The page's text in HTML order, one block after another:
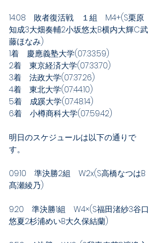
14:08　敗者復活戦　１組　M4+(S栗原
知成3大畑奏輔2小坂悠太B横内大輝C武
藤ほなみ)
1着　慶應義塾大学(07:33.59)
2着　東京経済大学(07:33.70)
3着　法政大学(07:37.26)
4着　東北大学(07:44.10)
5着　成蹊大学(07:48.14)
6着　小樽商科大学(07:59.42)
明日のスケジュールは以下の通りで
す。
09:10　準決勝2組　W2x(S高橋なつはB
髙瀬綾乃)
9:20　準決勝1組　W4×(S福田渚紗3谷口
悠夏2杉浦めいB大久保結蘭)